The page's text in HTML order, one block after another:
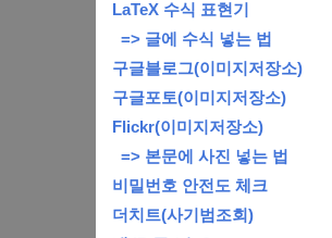
LaTeX 수식 표현기
=> 글에 수식 넣는 법
구글블로그(이미지저장소)
구글포토(이미지저장소)
Flickr(이미지저장소)
=> 본문에 사진 넣는 법
비밀번호 안전도 체크
더치트(사기범조회)